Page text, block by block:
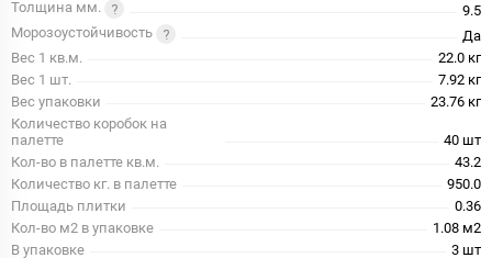
Толщина мм.
9.5
Морозоустойчивость
Да
Вес 1 кв.м.
22.0 кг
Вес 1 шт.
7.92 кг
Вес упаковки
23.76 кг
Количество коробок на
палетте
40 шт
Кол-во в палетте кв.м.
43.2
Количество кг. в палетте
950.0
Площадь плитки
0.36
Кол-во м2 в упаковке
1.08 м2
В упаковке
3 шт